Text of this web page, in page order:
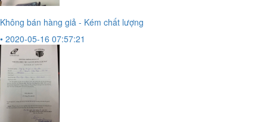
Không bán hàng giả - Kém chất lượng
• 2020-05-16 07:57:21